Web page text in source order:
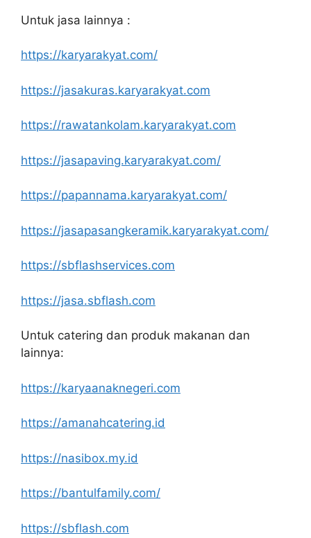
Untuk jasa lainnya :
https://karyarakyat.com/
https://jasakuras.karyarakyat.com
https://rawatankolam.karyarakyat.com
https://jasapaving.karyarakyat.com/
https://papannama.karyarakyat.com/
https://jasapasangkeramik.karyarakyat.com/
https://sbflashservices.com
https://jasa.sbflash.com
Untuk catering dan produk makanan dan
lainnya:
https://karyaanaknegeri.com
https://amanahcatering.id
https://nasibox.my.id
https://bantulfamily.com/
https://sbflash.com